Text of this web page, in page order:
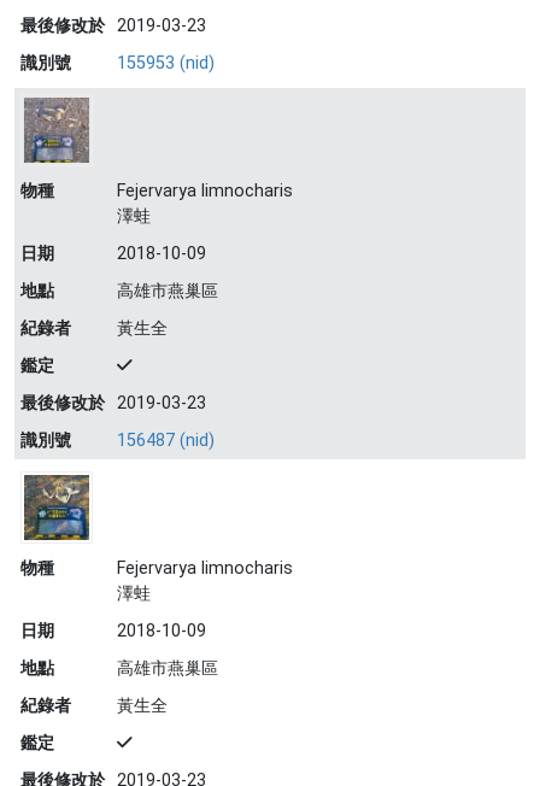
最後修改於 2019-03-23
識別號
155953 (nid)
物種
Fejervarya limnocharis
澤蛙
日期
2018-10-09
地點
高雄市燕巢區
紀錄者
黃生全
鑑定
最後修改於 2019-03-23
識別號
156487 (nid)
物種
Fejervarya limnocharis
澤蛙
日期
2018-10-09
地點
高雄市燕巢區
紀錄者
黃生全
鑑定
最後修改於 2019-03-23